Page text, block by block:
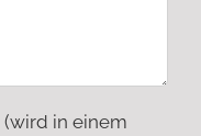
(wird in einem